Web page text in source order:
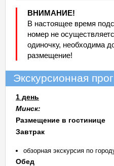
ВНИМАНИЕ!
В настоящее время
номер не
одиночку, необходима
размещение!
Экскурсионная
1 день
Минск:
Размещение в гостинице
Завтрак
обзорная экскурсия по
Обед